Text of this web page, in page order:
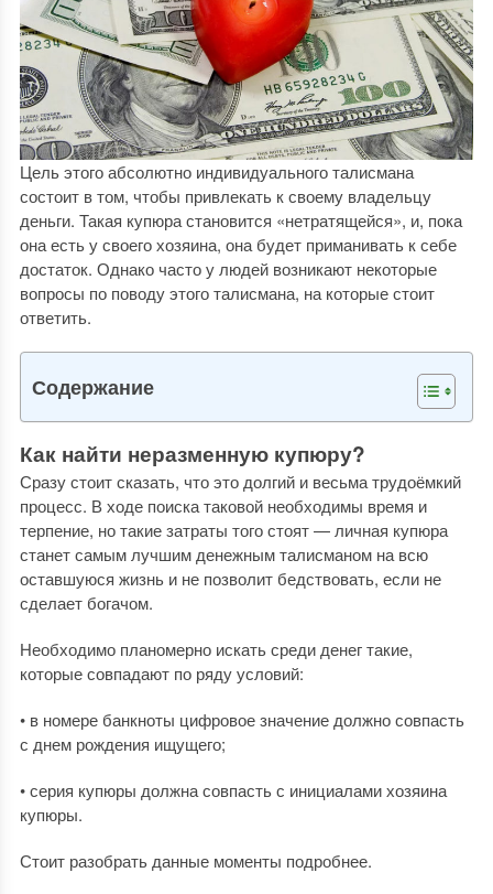
Цель этого абсолютно индивидуального талисмана
состоит в том, чтобы привлекать к своему владельцу
деньги. Такая купюра становится «нетратящейся», и, пока
она есть у своего хозяина, она будет приманивать к себе
достаток. Однако часто у людей возникают некоторые
вопросы по поводу этого талисмана, на которые стоит
ответить.
Содержание
Как найти неразменную купюру?
Сразу стоит сказать, что это долгий и весьма трудоёмкий
процесс. В ходе поиска таковой необходимы время и
терпение, но такие затраты того стоят — личная купюра
станет самым лучшим денежным талисманом на всю
оставшуюся жизнь и не позволит бедствовать, если не
сделает богачом.
Необходимо планомерно искать среди денег такие,
которые совпадают по ряду условий:
• в номере банкноты цифровое значение должно совпасть
с днем рождения ищущего;
• серия купюры должна совпасть с инициалами хозяина
купюры.
Стоит разобрать данные моменты подробнее.